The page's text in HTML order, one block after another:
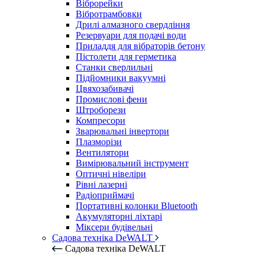
Віброрейки
Вібротрамбовки
Дрилі алмазного свердління
Резервуари для подачі води
Приладдя для вібраторів бетону
Пістолети для герметика
Станки сверлильні
Підйомники вакуумні
Цвяхозабивачі
Промислові фени
Штроборези
Компресори
Зварювальні інвертори
Плазморізи
Вентилятори
Вимірювальний інструмент
Оптичні нівеліри
Рівні лазерні
Радіоприймачі
Портативні колонки Bluetooth
Акумуляторні ліхтарі
Міксери будівельні
Садова техніка DeWALT
Садова техніка DeWALT